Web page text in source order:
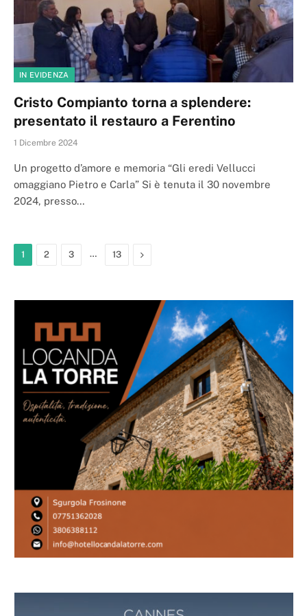
IN EVIDENZA
Cristo Compianto torna a splendere:
presentato il restauro a Ferentino
1 Dicembre 2024
Un progetto d’amore e memoria “Gli eredi Vellucci
omaggiano Pietro e Carla” Si è tenuta il 30 novembre
2024, presso…
1 2 3 … 13 Next